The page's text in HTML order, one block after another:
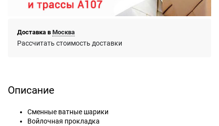
Доставка в Москва
Рассчитать стоимость доставки
Описание
Сменные ватные шарики
Войлочная прокладка